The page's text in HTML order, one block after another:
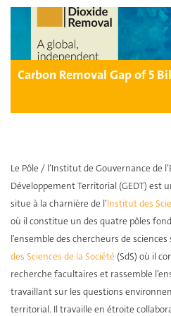
Carbon Removal Gap of 5
Le Pôle / l’Institut de Gouvernance de
Développement Territorial (GEDT) est
situe à la charnière de l’Institut des
où il constitue un des quatre pôles
l’ensemble des chercheurs de
des Sciences de la Société (SdS) où il
recherche facultaires et rassemble
travaillant sur les questions
territorial. Il travaille en étroite